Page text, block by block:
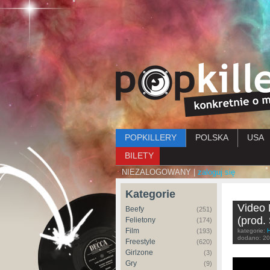
Menu główne
POPKILLERY POLSKA USA
BILETY
NIEZALOGOWANY | zaloguj się
Kategorie
Beefy (251)
Felietony (174)
Film (193)
Freestyle (620)
Girlzone (3)
Gry (9)
Video
(prod.
kategorie:
dodano: